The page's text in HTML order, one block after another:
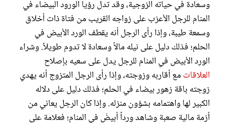
وسعادة في حياته الزوجية، وقد تدل رؤيا الورود البيضاء في
المنام للرجل الأعزب على زواجه القريب من فتاة ذات أخلاق
وسمعة طيبة، وإذا رأى الرجل أنه يقطف الورد الأبيض في
الحلم؛ فذلك دليل على نيله مالاً وسعادة لا تدوم طويلاً. وشراء
الورد الأبيض في المنام للرجل يدل على سعيه بإصلاح
العلاقاتمع أقاربه وزوجته، وإذا رأى الرجل المتزوج أنه يهدي
زوجته باقة زهور بيضاء في الحلم؛ فذلك دليل على دلاله
الكبير لها واهتمامه بشؤون منزله. وإذا كان الرجل يعاني من
أزمة مالية صعبة وشاهد ورداً أبيضَ في المنام؛ فعلامة على